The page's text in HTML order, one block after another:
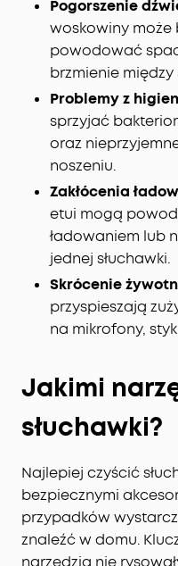
Pogorszenie
woskowiny może
powodować
brzmienie między
Problemy z
sprzyjać
oraz
noszeniu.
Zakłócenia
etui mogą
ładowaniem lub
jednej słuchawki.
Skrócenie
przyspieszają
na mikrofony,
Jakimi
słuchawki?
Najlepiej czyścić
bezpiecznymi
przypadków
znaleźć w domu.
narzędzia nie